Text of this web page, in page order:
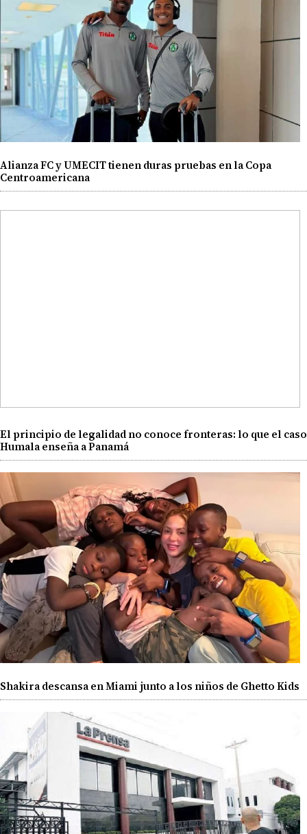
Alianza FC y UMECIT tienen duras pruebas en la Copa
Centroamericana
El principio de legalidad no conoce fronteras: lo que el caso
Humala enseña a Panamá
Shakira descansa en Miami junto a los niños de Ghetto Kids